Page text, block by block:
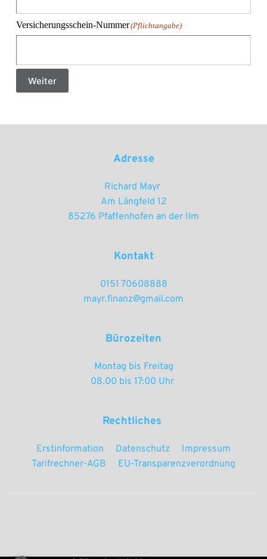
Versicherungsschein-Nummer(Pflichtangabe)
Weiter
Adresse
Richard Mayr
Am Längfeld 12
85276 Pfaffenhofen an der Ilm
Kontakt
0151 70608888
mayr.finanz@gmail.com
Bürozeiten
Montag bis Freitag
08.00 bis 17:00 Uhr
Rechtliches
Erstinformation Datenschutz
Impressum
Tarifrechner-AGB
EU-Transparenzverordnung